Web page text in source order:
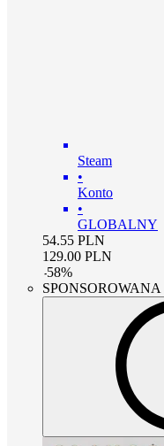
Steam
•
Konto
•
GLOBALNY
54.55 PLN
129.00 PLN
-58%
SPONSOROWANA